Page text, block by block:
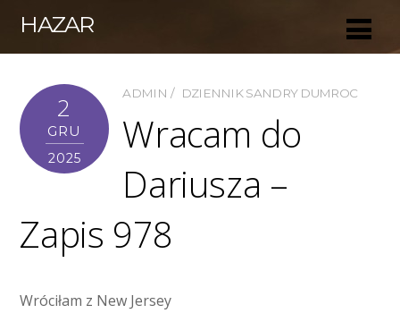
HAZAR
2
GRU
2025
ADMIN DZIENNIK SANDRY DUMROC
Wracam do
Dariusza –
Zapis 978
Wróciłam z New Jersey